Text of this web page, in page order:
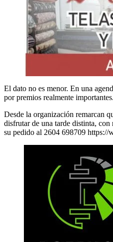
El dato no es menor. En una
por premios realmente importantes.
Desde la organización remarcan
disfrutar de una tarde distinta,
su pedido al 2604 698709 https://